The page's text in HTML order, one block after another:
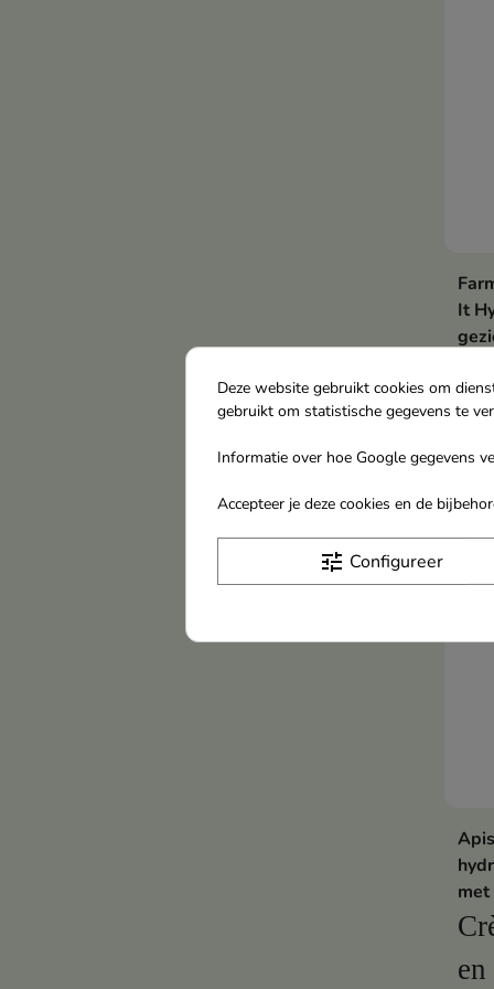
It
E+F
€
Deze website gebruikt cookies om
gebruikt om statistische gegevens te
Informatie over hoe Google gegevens
Accepteer je deze cookies en de
tune Configureer